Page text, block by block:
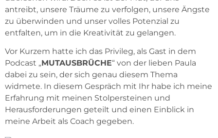
antreibt, unsere Träume zu verfolgen, unsere Ängste
zu überwinden und unser volles Potenzial zu
entfalten, um in die Kreativität zu gelangen.
Vor Kurzem hatte ich das Privileg, als Gast in dem
Podcast „MUTAUSBRÜCHE“ von der lieben Paula
dabei zu sein, der sich genau diesem Thema
widmete. In diesem Gespräch mit Ihr habe ich meine
Erfahrung mit meinen Stolpersteinen und
Herausforderungen geteilt und einen Einblick in
meine Arbeit als Coach gegeben.